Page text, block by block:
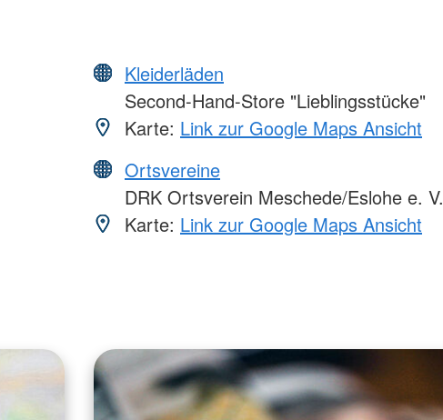
Kleiderläden
Second-Hand-Store "Lieblingsstücke"
Karte: Link zur Google Maps Ansicht
Ortsvereine
DRK Ortsverein Meschede/Eslohe e. V.
Karte: Link zur Google Maps Ansicht